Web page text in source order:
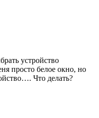
устройство
просто белое окно, но
Что делать?